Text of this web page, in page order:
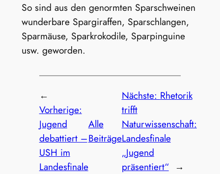
So sind aus den genormten Sparschweinen
wunderbare Spargiraffen, Sparschlangen,
Sparmäuse, Sparkrokodile, Sparpinguine
usw. geworden.
←
Vorherige:
Jugend
debattiert –
USH im
Landesfinale
Alle
Beiträge
Nächste: Rhetorik
trifft
Naturwissenschaft:
Landesfinale
„Jugend
präsentiert“ →